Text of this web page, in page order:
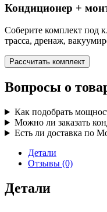
Кондиционер +
Соберите комплект под
трасса, дренаж,
Рассчитать комплект
Вопросы о
Как подобрать
Можно ли заказать
Есть ли доставка по
Детали
Отзывы (0)
Детали